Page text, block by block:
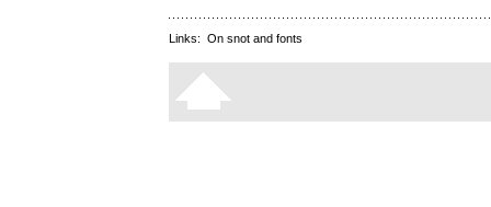
Links: On snot and fonts